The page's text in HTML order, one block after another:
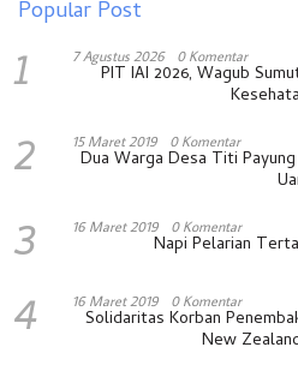
Popular Post
1 7 Agustus 2026 0 Komentar
PIT IAI 2026, Wagub
2 15 Maret 2019 0 Komentar
Dua Warga Desa Titi
3 16 Maret 2019 0 Komentar
Napi Pelarian
4 16 Maret 2019 0 Komentar
Solidaritas Korban
New